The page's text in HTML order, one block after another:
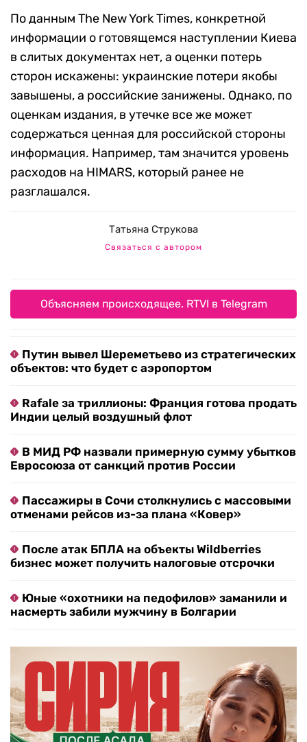
По данным The New York Times, конкретной
информации о готовящемся наступлении Киева
в слитых документах нет, а оценки потерь
сторон искажены: украинские потери якобы
завышены, а российские занижены. Однако, по
оценкам издания, в утечке все же может
содержаться ценная для российской стороны
информация. Например, там значится уровень
расходов на HIMARS, который ранее не
разглашался.
Татьяна Струкова
Связаться с автором
Объясняем происходящее. RTVI в Telegram
Путин вывел Шереметьево из стратегических
объектов: что будет с аэропортом
Rafale за триллионы: Франция готова продать
Индии целый воздушный флот
В МИД РФ назвали примерную сумму убытков
Евросоюза от санкций против России
Пассажиры в Сочи столкнулись с массовыми
отменами рейсов из-за плана «Ковер»
После атак БПЛА на объекты Wildberries
бизнес может получить налоговые отсрочки
Юные «охотники на педофилов» заманили и
насмерть забили мужчину в Болгарии